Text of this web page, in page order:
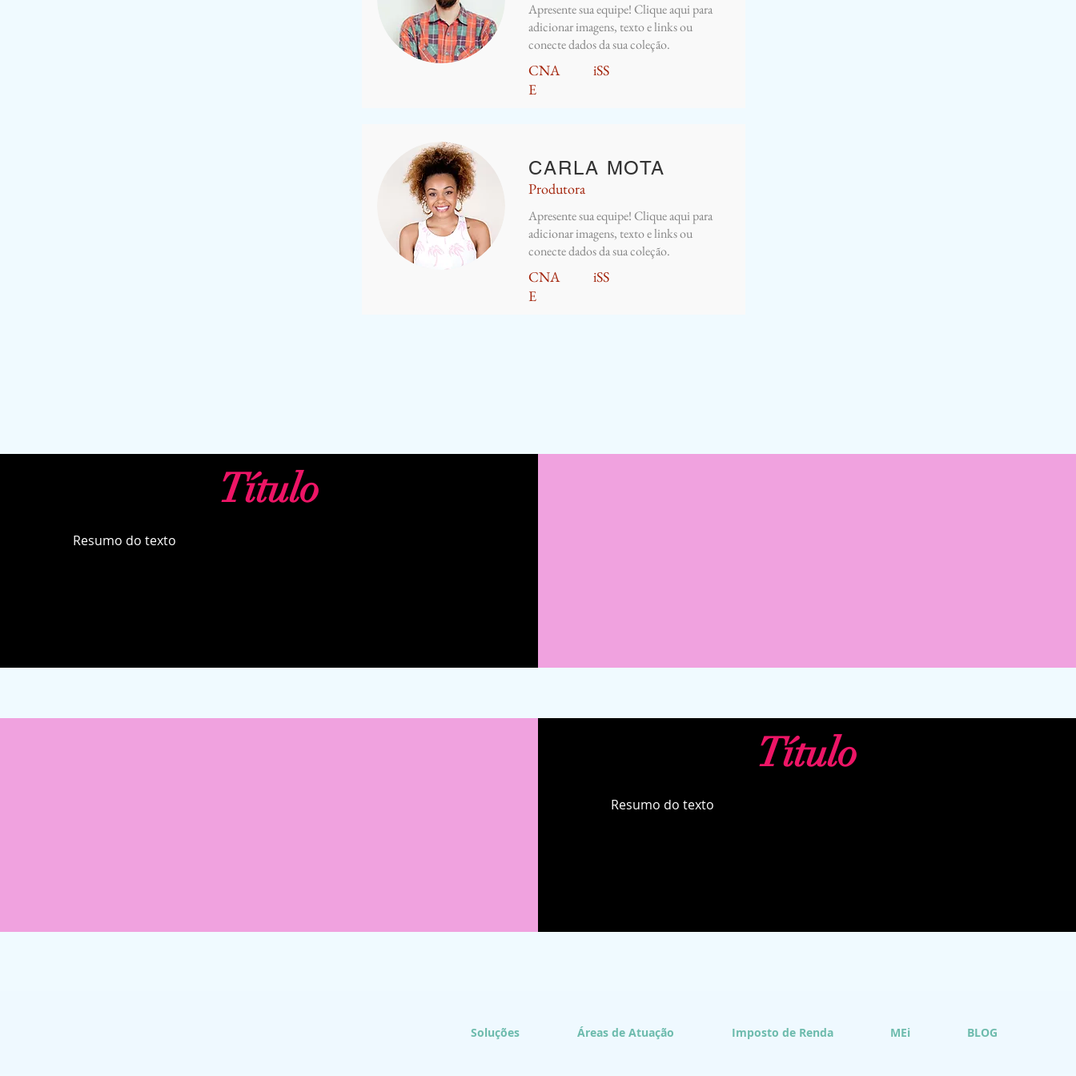
Apresente sua equipe! Clique aqui para
adicionar imagens, texto e links ou
conecte dados da sua coleção.
CNA
E
iSS
Produtora
CARLA MOTA
Apresente sua equipe! Clique aqui para
adicionar imagens, texto e links ou
conecte dados da sua coleção.
CNA
E
iSS
Título
Resumo do texto
Título
Resumo do texto
Soluções Áreas de Atuação Imposto de Renda MEi BLOG